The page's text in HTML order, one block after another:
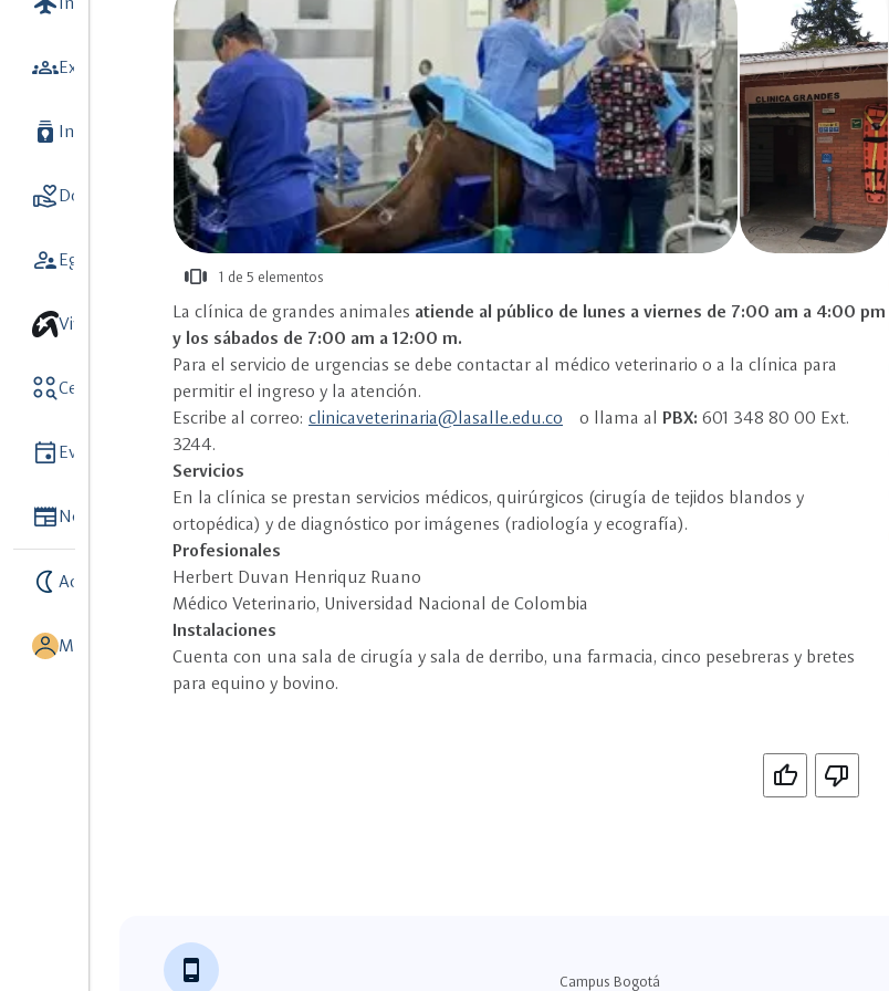
groupsExtensión y Vinculación con el medio
batch_prediction Investigación
volunteer_activismDonaciones
supervisor_accountEgresados
Vive unisalle
action_keyCentros y Observatorios
event Eventos
NewspaperNoticias
nightlight Activar modo noche
MI UNISALLE
view_carousel
más
información
1 de 5 elementos
La clínica de grandes animales atiende al público de lunes a viernes de 7:00 am a 4:00 pm
y los sábados de 7:00 am a 12:00 m.
Para el servicio de urgencias se debe contactar al médico veterinario o a la clínica para
permitir el ingreso y la atención.
Escribe al correo: clinicaveterinaria@lasalle.edu.co o llama al PBX: 601 348 80 00 Ext.
3244.
Servicios
En la clínica se prestan servicios médicos, quirúrgicos (cirugía de tejidos blandos y
ortopédica) y de diagnóstico por imágenes (radiología y ecografía).
Profesionales
Herbert Duvan Henriquz Ruano
Médico Veterinario, Universidad Nacional de Colombia
Instalaciones
Cuenta con una sala de cirugía y sala de derribo, una farmacia, cinco pesebreras y bretes
para equino y bovino.
Si No
phone_android Campus Bogotá